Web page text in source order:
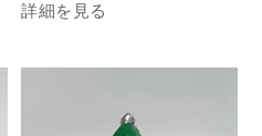
詳細を見る